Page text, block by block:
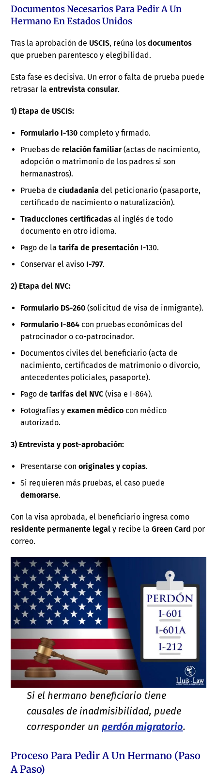
Documentos Necesarios Para Pedir A Un
Hermano En Estados Unidos
Tras la aprobación de USCIS, reúna losdocumentos
que prueben parentesco y elegibilidad.
Esta fase es decisiva. Un error o falta de prueba puede
retrasar laentrevista consular.
1) Etapa de USCIS:
Formulario I-130 completo y firmado.
Pruebas de relación familiar(actas de nacimiento,
adopción o matrimonio de los padres si son
hermanastros).
Prueba deciudadanía del peticionario (pasaporte,
certificado de nacimiento o naturalización).
Traducciones certificadas al inglés de todo
documento en otro idioma.
Pago de latarifa de presentación I-130.
Conservar el aviso I-797.
2) Etapa del NVC:
Formulario DS-260 (solicitud de visa de inmigrante).
Formulario I-864 con pruebas económicas del
patrocinador o co-patrocinador.
Documentos civiles del beneficiario (acta de
nacimiento, certificados de matrimonio o divorcio,
antecedentes policiales, pasaporte).
Pago detarifas del NVC (visa e I-864).
Fotografías yexamen médico con médico
autorizado.
3) Entrevista y post-aprobación:
Presentarse conoriginales y copias.
Si requieren más pruebas, el caso puede
demorarse.
Con la visa aprobada, el beneficiario ingresa como
residente permanente legal y recibe laGreen Card por
correo.
Si el hermano beneficiario tiene
causales de inadmisibilidad, puede
corresponder un perdón migratorio.
Proceso Para Pedir A Un Hermano (paso
A Paso)